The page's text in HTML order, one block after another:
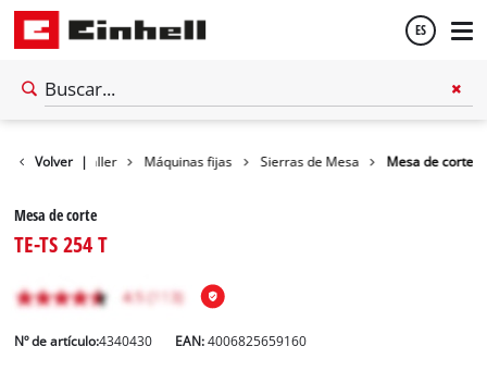
ES
Volver |Taller Máquinas fijas Sierras de Mesa Mesa de corte
Mesa de corte
TE-TS 254 T
Nº de artículo:4340430 EAN:4006825659160